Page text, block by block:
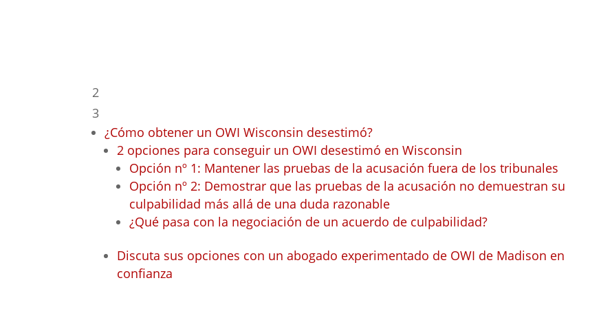
2
3
¿Cómo obtener un OWI Wisconsin desestimó?
2 opciones para conseguir un OWI desestimó en Wisconsin
Opción nº 1: Mantener las pruebas de la acusación fuera de los tribunales
Opción nº 2: Demostrar que las pruebas de la acusación no demuestran su
culpabilidad más allá de una duda razonable
¿Qué pasa con la negociación de un acuerdo de culpabilidad?
Discuta sus opciones con un abogado experimentado de OWI de Madison en
confianza